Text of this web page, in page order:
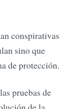
conspirativas
sino que
de protección.
pruebas de